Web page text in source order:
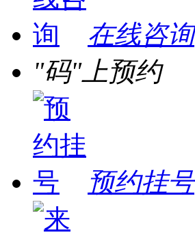
在线咨询
"码"上预约
预约挂号